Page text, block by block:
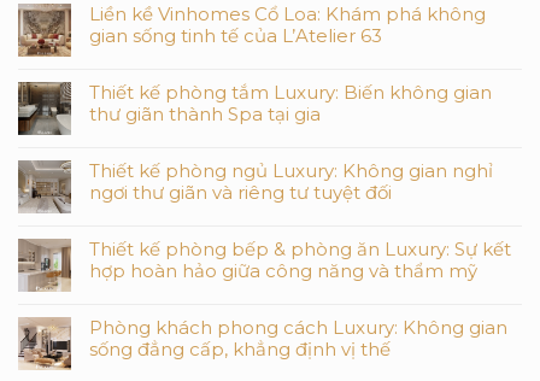
Liền kề Vinhomes Cổ Loa: Khám phá không
gian sống tinh tế của L’Atelier 63
Thiết kế phòng tắm Luxury: Biến không gian
thư giãn thành Spa tại gia
Thiết kế phòng ngủ Luxury: Không gian nghỉ
ngơi thư giãn và riêng tư tuyệt đối
Thiết kế phòng bếp & phòng ăn Luxury: Sự kết
hợp hoàn hảo giữa công năng và thẩm mỹ
Phòng khách phong cách Luxury: Không gian
sống đẳng cấp, khẳng định vị thế